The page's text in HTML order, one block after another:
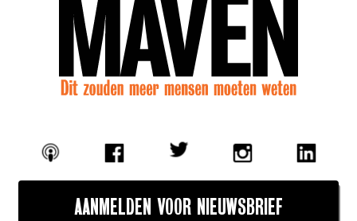
AANMELDEN VOOR NIEUWSBRIEF